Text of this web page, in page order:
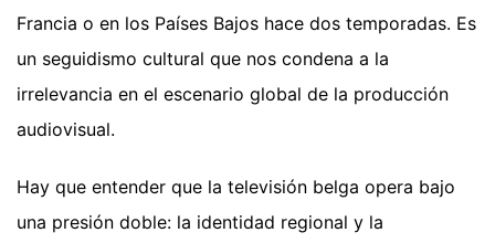
Francia o en los Países Bajos hace dos temporadas. Es
un seguidismo cultural que nos condena a la
irrelevancia en el escenario global de la producción
audiovisual.
Hay que entender que la televisión belga opera bajo
una presión doble: la identidad regional y la